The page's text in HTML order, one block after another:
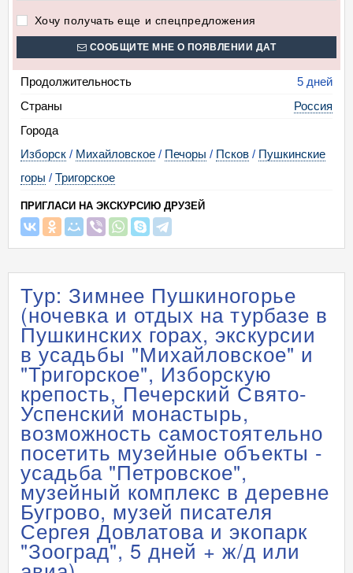
Хочу получать еще и спецпредложения
СООБЩИТЕ МНЕ О ПОЯВЛЕНИИ ДАТ
Продолжительность
5 дней
Страны
Россия
Города
Изборск / Михайловское / Печоры / Псков / Пушкинские
горы / Тригорское
ПРИГЛАСИ НА ЭКСКУРСИЮ ДРУЗЕЙ
Тур: Зимнее Пушкиногорье
(ночевка и отдых на турбазе в
Пушкинских горах, экскурсии
в усадьбы "Михайловское" и
"Тригорское", Изборскую
крепость, Печерский Свято-
Успенский монастырь,
возможность самостоятельно
посетить музейные объекты -
усадьба "Петровское",
музейный комплекс в деревне
Бугрово, музей писателя
Сергея Довлатова и экопарк
"Зооград", 5 дней + ж/д или